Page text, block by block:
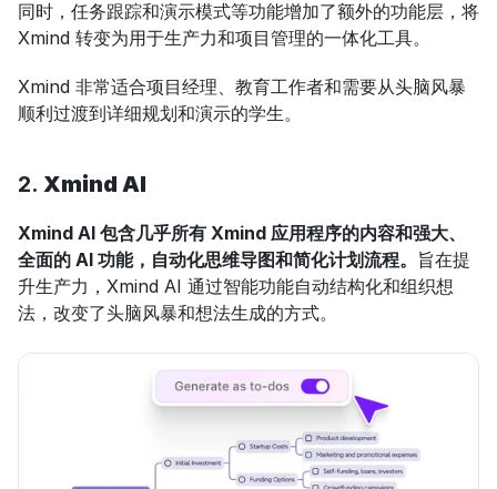
同时，任务跟踪和演示模式等功能增加了额外的功能层，将
Xmind 转变为用于生产力和项目管理的一体化工具。
Xmind 非常适合项目经理、教育工作者和需要从头脑风暴
顺利过渡到详细规划和演示的学生。
2. Xmind AI
Xmind AI 包含几乎所有 Xmind 应用程序的内容和强大、
全面的 AI 功能，自动化思维导图和简化计划流程。 旨在提
升生产力，Xmind AI 通过智能功能自动结构化和组织想
法，改变了头脑风暴和想法生成的方式。